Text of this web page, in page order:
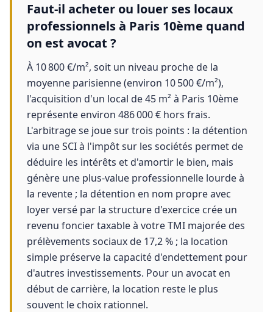
Faut-il acheter ou louer ses locaux
professionnels à Paris 10ème quand
on est avocat ?
À 10 800 €/m², soit un niveau proche de la
moyenne parisienne (environ 10 500 €/m²),
l'acquisition d'un local de 45 m² à Paris 10ème
représente environ 486 000 € hors frais.
L'arbitrage se joue sur trois points : la détention
via une SCI à l'impôt sur les sociétés permet de
déduire les intérêts et d'amortir le bien, mais
génère une plus-value professionnelle lourde à
la revente ; la détention en nom propre avec
loyer versé par la structure d'exercice crée un
revenu foncier taxable à votre TMI majorée des
prélèvements sociaux de 17,2 % ; la location
simple préserve la capacité d'endettement pour
d'autres investissements. Pour un avocat en
début de carrière, la location reste le plus
souvent le choix rationnel.